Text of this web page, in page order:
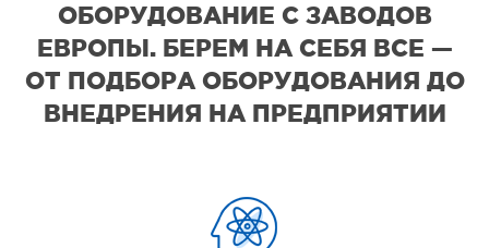
ОБОРУДОВАНИЕ С ЗАВОДОВ
ЕВРОПЫ. БЕРЕМ НА СЕБЯ ВСЕ —
ОТ ПОДБОРА ОБОРУДОВАНИЯ ДО
ВНЕДРЕНИЯ НА ПРЕДПРИЯТИИ